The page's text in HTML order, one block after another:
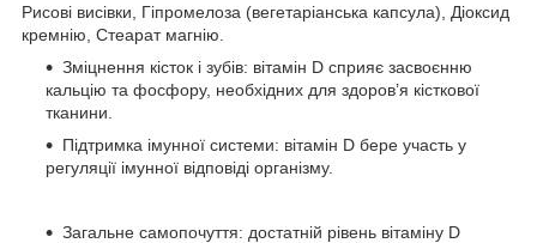
Рисові висівки, Гіпромелоза (вегетаріанська капсула), Діоксид
кремнію, Стеарат магнію.
Зміцнення кісток і зубів: вітамін D сприяє засвоєнню
кальцію та фосфору, необхідних для здоров’я кісткової
тканини.
Підтримка імунної системи: вітамін D бере участь у
регуляції імунної відповіді організму.
Загальне самопочуття: достатній рівень вітаміну D